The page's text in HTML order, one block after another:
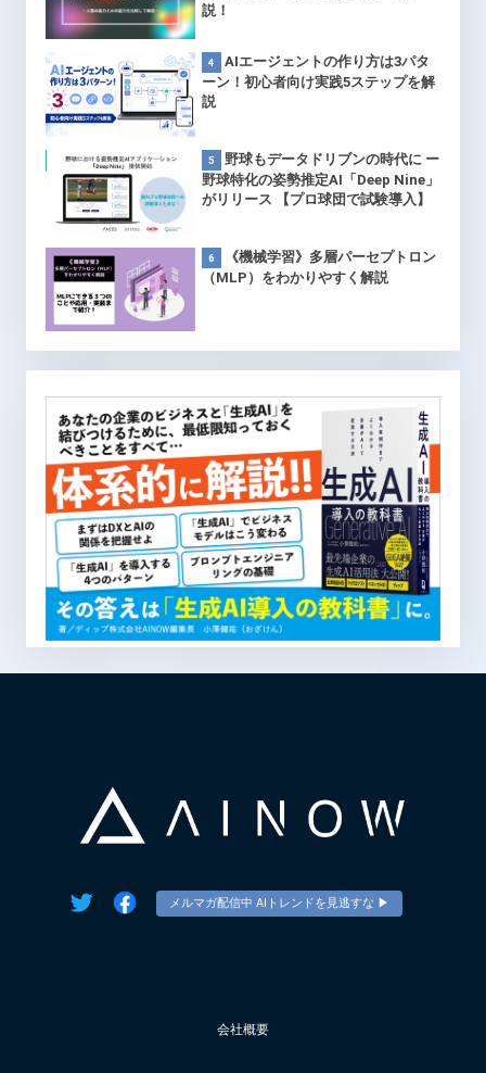
説！
AIエージェントの作り方は3パタ
ーン！初心者向け実践5ステップを解
説
野球もデータドリブンの時代に ー
野球特化の姿勢推定AI「Deep Nine」
がリリース 【プロ球団で試験導入】
《機械学習》多層パーセプトロン
（MLP）をわかりやすく解説
メルマガ配信中 AIトレンドを見逃すな ▶︎
会社概要